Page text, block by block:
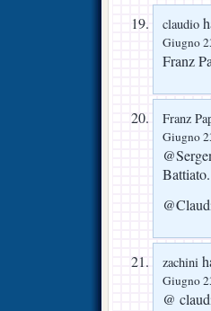
claudio
Giugno
Franz
Franz
Giugno
Battiato.
zachini
Giugno
@